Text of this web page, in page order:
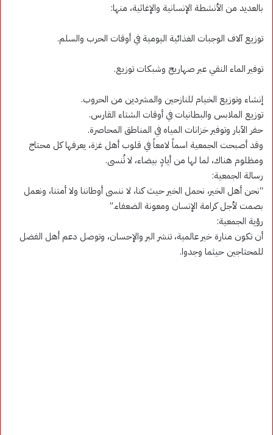
بالعديد من الأنشطة الإنسانية والإغاثية، منها:
توزيع آلاف الوجبات الغذائية اليومية في أوقات الحرب والسلم.
توفير الماء النقي عبر صهاريج وشبكات توزيع.
إنشاء وتوزيع الخيام للنازحين والمشردين من الحروب.
توزيع الملابس والبطانيات في أوقات الشتاء القارس.
حفر الآبار وتوفير خزانات المياه في المناطق المحاصرة.
وقد أصبحت الجمعية اسماً لامعاً في قلوب أهل غزة، يعرفها كل محتاج
ومظلوم هناك، لما لها من أيادٍ بيضاء، لا تُنسى.
رسالة الجمعية:
“نحن أهل الخير، نحمل الخير حيث كنا، لا ننسى أوطاننا ولا أمتنا، ونعمل
بصمت لأجل كرامة الإنسان ومعونة الضعفاء.”
رؤية الجمعية:
أن تكون منارة خير عالمية، تنشر البر والإحسان، وتوصل دعم أهل الفضل
للمحتاجين حيثما وجدوا.